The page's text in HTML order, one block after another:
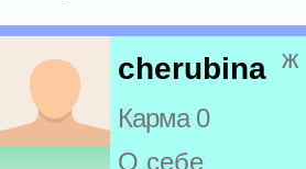
cherubina ж
Карма 0
О себе